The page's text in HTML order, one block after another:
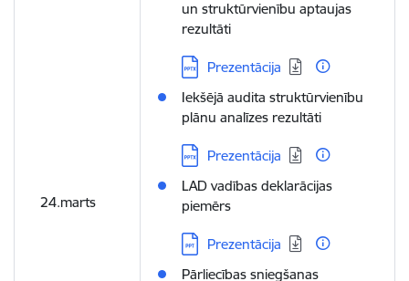
24.marts
un struktūrvienību aptaujas
rezultāti
Lejupielādēt:
Prezentācija
Iekšējā audita struktūrvienību
plānu analīzes rezultāti
Lejupielādēt:
Prezentācija
LAD vadības deklarācijas
piemērs
Lejupielādēt:
Prezentācija
Pārliecības sniegšanas